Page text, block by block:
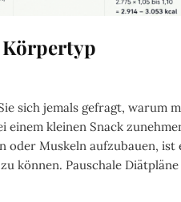
sich jemals gefragt, warum
einem kleinen Snack
Muskeln aufzubauen, ist
können. Pauschale